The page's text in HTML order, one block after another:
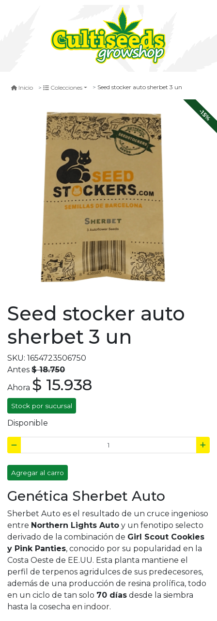
Inicio Colecciones Seed stocker auto sherbet 3 un
-15%
Seed stocker auto
sherbet 3 un
SKU: 1654723506750
Antes $ 18.750
Ahora $ 15.938
Stock por sucursal
Disponible
Agregar al carro
Genética Sherbet Auto
Sherbet Auto es el resultado de un cruce ingenioso
entre Northern Lights Auto y un fenotipo selecto
derivado de la combinación de Girl Scout Cookies
y Pink Panties, conocido por su popularidad en la
Costa Oeste de EE.UU. Esta planta mantiene el
perfil de terpenos agridulces de sus predecesores,
además de una producción de resina prolífica, todo
en un ciclo de tan solo 70 días desde la siembra
hasta la cosecha en indoor.